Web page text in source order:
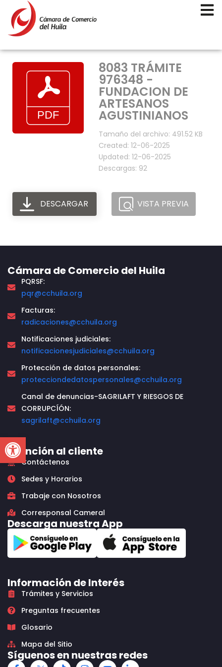
Open toolbar
8083 TRÁMITE
976348 -
FUNDACION DE
ARTESANOS
AGUSTINIANOS
Tamaño del archivo: 491.52 KB
Created: 12-06-2025
Updated: 12-06-2025
Descargas: 92
DESCARGAR VISTA PREVIA
Cámara de Comercio del Huila
PQRSF:
pqr@cchuila.org
Facturas:
radicaciones@cchuila.org
Notificaciones judiciales:
notificacionesjudiciales@cchuila.org
Protección de datos personales:
protecciondedatospersonales@cchuila.org
Canal de denuncias-SAGRILAFT Y RIESGOS DE
CORRUPCÍÓN:
sagrilaft@cchuila.org
Atención al cliente
Contáctenos
Sedes y Horarios
Trabaje con Nosotros
Corresponsal Cameral
Descarga nuestra App
Información de Interés
Trámites y Servicios
Preguntas frecuentes
Glosario
Mapa del Sitio
Síguenos en nuestras redes